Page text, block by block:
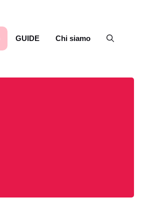
GUIDE Chi siamo